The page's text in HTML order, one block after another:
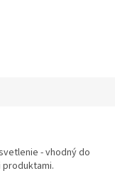
- vhodný do